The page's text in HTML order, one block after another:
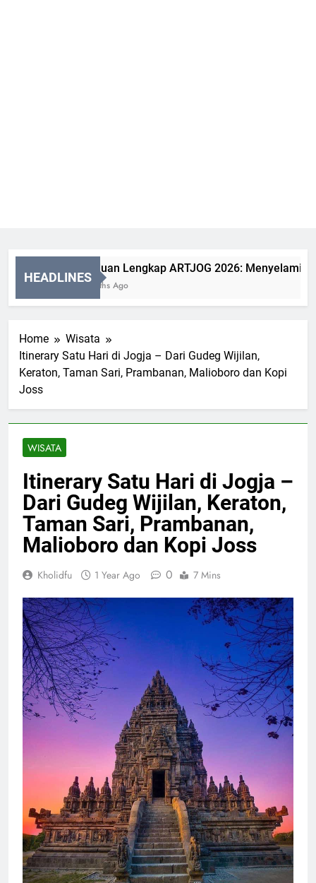
HEADLINES
Panduan Lengkap ARTJOG 2026: Menyelami
2 Months Ago
Home
Wisata
Itinerary Satu Hari di Jogja – Dari Gudeg Wijilan,
Keraton, Taman Sari, Prambanan, Malioboro dan Kopi
Joss
WISATA
Itinerary Satu Hari di Jogja –
Dari Gudeg Wijilan, Keraton,
Taman Sari, Prambanan,
Malioboro dan Kopi Joss
Kholidfu 1 Year Ago 0 7 Mins